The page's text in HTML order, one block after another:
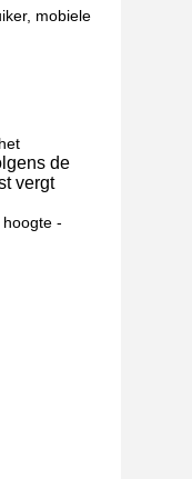
mobiele
de
vergt
-